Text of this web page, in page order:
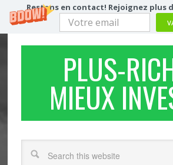
Restons en contact! Rejoignez plus
PLUS-
MIEUX